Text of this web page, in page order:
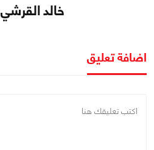
خالد القرشي
اضافة تعليق